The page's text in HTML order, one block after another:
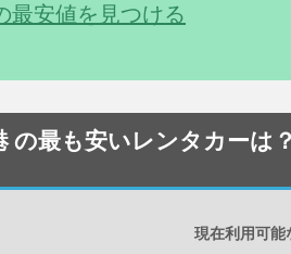
最安値を見つける
の最も安いレンタカーは？
現在利用可能